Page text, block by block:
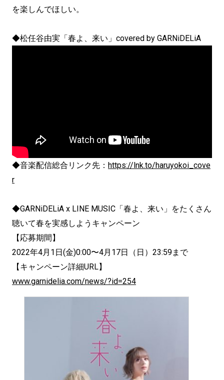
を楽しんでほしい。
◆松任谷由実「春よ、来い」covered by GARNiDELiA
◆音楽配信総合リンク先： https://lnk.to/haruyokoi_cove
r
◆GARNiDELiA x LINE MUSIC「春よ、来い」をたくさん
聴いて春を実感しようキャンペーン
【応募期間】
2022年4月1日(金)0:00〜4月17日（日）23:59まで
【キャンペーン詳細URL】
www.garnidelia.com/news/?id=254